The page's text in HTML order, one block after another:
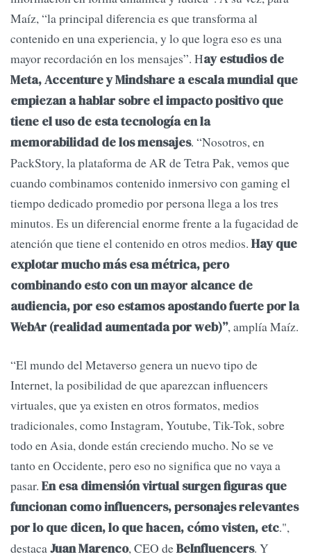
Maíz, “la principal diferencia es que transforma al
contenido en una experiencia, y lo que logra eso es una
mayor recordación en los mensajes”. Hay estudios de
Meta, Accenture y Mindshare a escala mundial que
empiezan a hablar sobre el impacto positivo que
tiene el uso de esta tecnología en la
memorabilidad de los mensajes. “Nosotros, en
PackStory, la plataforma de AR de Tetra Pak, vemos que
cuando combinamos contenido inmersivo con gaming el
tiempo dedicado promedio por persona llega a los tres
minutos. Es un diferencial enorme frente a la fugacidad de
atención que tiene el contenido en otros medios. Hay que
explotar mucho más esa métrica, pero
combinando esto con un mayor alcance de
audiencia, por eso estamos apostando fuerte por la
WebAr (realidad aumentada por web)”, amplía Maíz.
“El mundo del Metaverso genera un nuevo tipo de
Internet, la posibilidad de que aparezcan influencers
virtuales, que ya existen en otros formatos, medios
tradicionales, como Instagram, Youtube, Tik-Tok, sobre
todo en Asia, donde están creciendo mucho. No se ve
tanto en Occidente, pero eso no significa que no vaya a
pasar. En esa dimensión virtual surgen figuras que
funcionan como influencers, personajes relevantes
por lo que dicen, lo que hacen, cómo visten, etc.",
destacaJuan Marenco, CEO deBeInfluencers. Y